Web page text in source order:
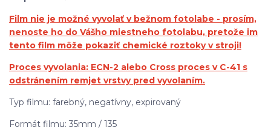
Film nie je možné vyvolať v bežnom fotolabe - prosím,
nenoste ho do Vášho miestneho fotolabu, pretože im
tento film môže pokaziť chemické roztoky v stroji!
Proces vyvolania: ECN-2 alebo Cross proces v C-41 s
odstránením remjet vrstvy pred vyvolaním.
Typ filmu: farebný, negatívny, expirovaný
Formát filmu: 35mm / 135